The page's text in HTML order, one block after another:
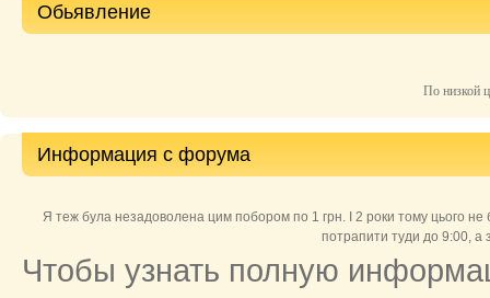
Обьявление
По низкой
Информация с форума
Я теж була незадоволена цим побором по 1 грн. І 2 роки тому цього не
потрапити туди до 9:00, а
Чтобы узнать полную